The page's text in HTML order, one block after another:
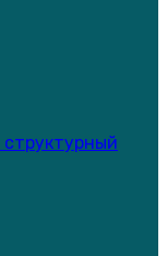
структурный